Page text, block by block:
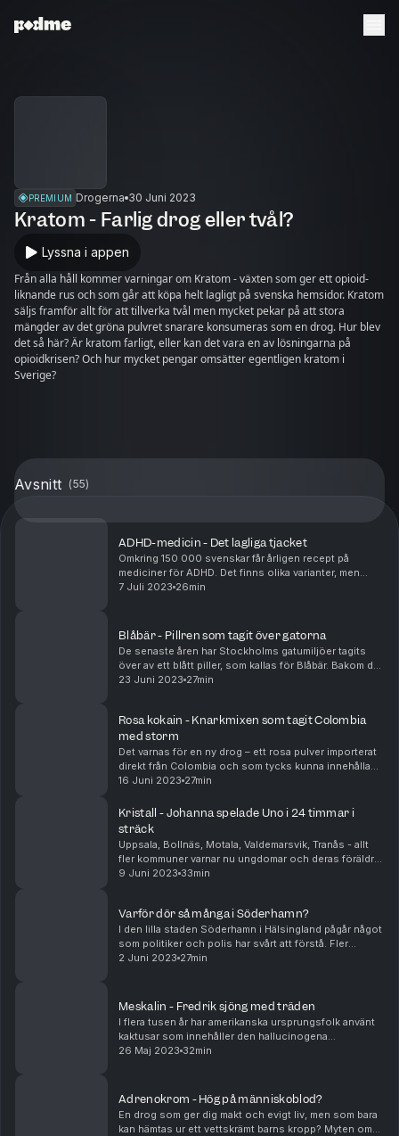
PREMIUM Drogerna 30 Juni 2023
Kratom - Farlig drog eller tvål?
Lyssna i appen
Från alla håll kommer varningar om Kratom - växten som ger ett opioid-
liknande rus och som går att köpa helt lagligt på svenska hemsidor. Kratom
säljs framför allt för att tillverka tvål men mycket pekar på att stora
mängder av det gröna pulvret snarare konsumeras som en drog. Hur blev
det så här? Är kratom farligt, eller kan det vara en av lösningarna på
opioidkrisen? Och hur mycket pengar omsätter egentligen kratom i
Sverige?
Avsnitt (55)
ADHD-medicin - Det lagliga tjacket
Omkring 150 000 svenskar får årligen recept på
mediciner för ADHD. Det finns olika varianter, men
gemensamt har de att de är förvirrande lika en av
7 Juli 2023 26min
Blåbär - Pillren som tagit över gatorna
De senaste åren har Stockholms gatumiljöer tagits
över av ett blått piller, som kallas för Blåbär. Bakom det
gulliga namnet döljer sig billiga pirattillverkade
23 Juni 2023 27min
Rosa kokain - Knarkmixen som tagit Colombia
med storm
Det varnas för en ny drog – ett rosa pulver importerat
direkt från Colombia och som tycks kunna innehålla
lite vad som helst. Det kallas ibland “Rosa kokain”,
16 Juni 2023 27min
Kristall - Johanna spelade Uno i 24 timmar i
sträck
Uppsala, Bollnäs, Motala, Valdemarsvik, Tranås - allt
fler kommuner varnar nu ungdomar och deras föräldrar
för det ökande bruket och missbruket av den “nya”
9 Juni 2023 33min
Varför dör så många i Söderhamn?
I den lilla staden Söderhamn i Hälsingland pågår något
som politiker och polis har svårt att förstå. Fler
människor dör av droger – trots att det brukas lika
2 Juni 2023 27min
Meskalin - Fredrik sjöng med träden
I flera tusen år har amerikanska ursprungsfolk använt
kaktusar som innehåller den hallucinogena
substansen meskalin, för att nå transliknande
26 Maj 2023 32min
Adrenokrom - Hög på människoblod?
En drog som ger dig makt och evigt liv, men som bara
kan hämtas ur ett vettskrämt barns kropp? Myten om